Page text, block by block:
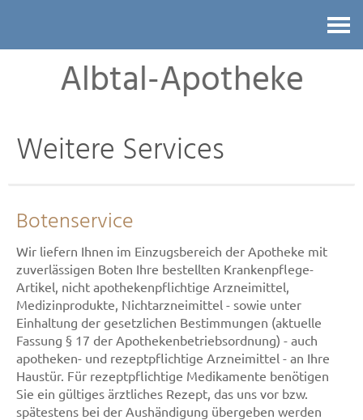
Albtal-Apotheke
Weitere Services
Botenservice
Wir liefern Ihnen im Einzugsbereich der Apotheke mit
zuverlässigen Boten Ihre bestellten Krankenpflege-
Artikel, nicht apothekenpflichtige Arzneimittel,
Medizinprodukte, Nichtarzneimittel - sowie unter
Einhaltung der gesetzlichen Bestimmungen (aktuelle
Fassung § 17 der Apothekenbetriebsordnung) - auch
apotheken- und rezeptpflichtige Arzneimittel - an Ihre
Haustür. Für rezeptpflichtige Medikamente benötigen
Sie ein gültiges ärztliches Rezept, das uns vor bzw.
spätestens bei der Aushändigung übergeben werden